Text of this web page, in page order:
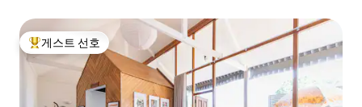
상위 게스트 선호
게스트 선호